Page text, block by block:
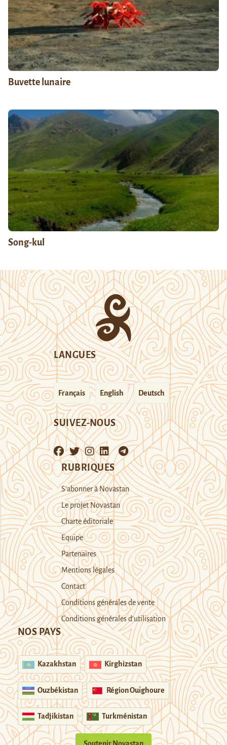
Buvette lunaire
Song-kul
LANGUES
Français English Deutsch
SUIVEZ-NOUS
RUBRIQUES
S’abonner à Novastan
Le projet Novastan
Charte éditoriale
Equipe
Partenaires
Mentions légales
Contact
Conditions générales de vente
Conditions générales d’utilisation
NOS PAYS
Kazakhstan Kirghizstan
Ouzbékistan Région Ouïghoure
Tadjikistan Turkménistan